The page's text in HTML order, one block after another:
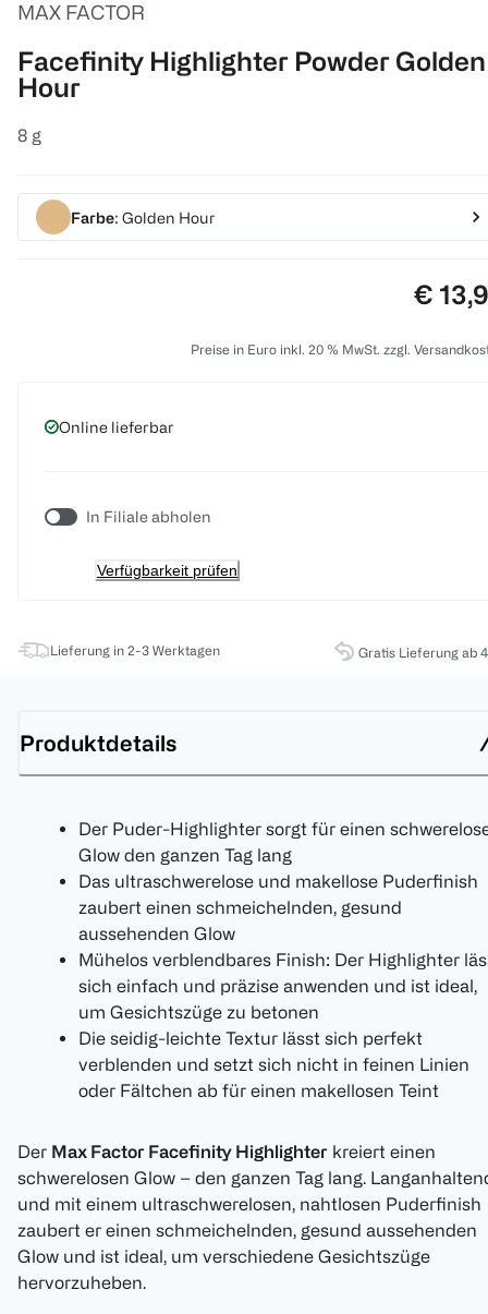
MAX FACTOR
Facefinity Highlighter Powder Golden
Hour
8 g
Farbe: Golden Hour
Preis:
€
Preise in Euro inkl. 20 % MwSt. zzgl.
Online lieferbar
In Filiale abholen
Verfügbarkeit prüfen
Lieferung in 2-3 Werktagen Gratis Lieferung ab
Produktdetails
Der Puder-Highlighter sorgt für einen
Glow den ganzen Tag lang
Das ultraschwerelose und makellose Puderfinish
zaubert einen schmeichelnden, gesund
aussehenden Glow
Mühelos verblendbares Finish: Der Highlighter
sich einfach und präzise anwenden und ist ideal,
um Gesichtszüge zu betonen
Die seidig-leichte Textur lässt sich perfekt
verblenden und setzt sich nicht in feinen Linien
oder Fältchen ab für einen makellosen Teint
Der Max Factor Facefinity Highlighter kreiert einen
schwerelosen Glow – den ganzen Tag lang.
und mit einem ultraschwerelosen, nahtlosen Puderfinish
zaubert er einen schmeichelnden, gesund aussehenden
Glow und ist ideal, um verschiedene Gesichtszüge
hervorzuheben.